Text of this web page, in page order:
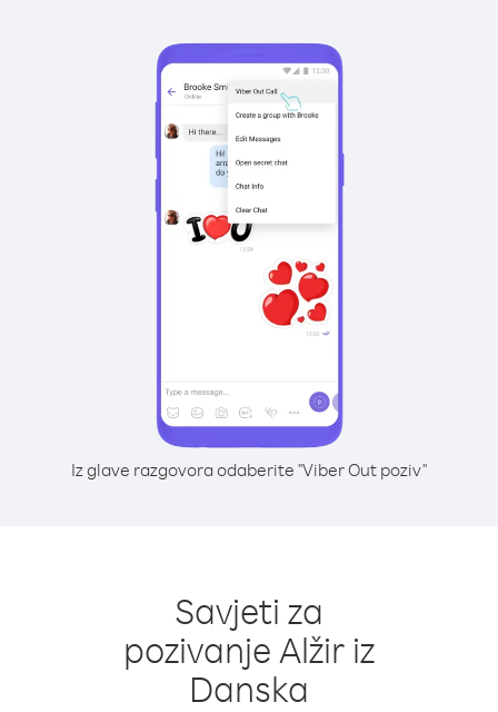
Iz glave razgovora odaberite "Viber Out poziv"
Savjeti za
pozivanje Alžir iz
Danska